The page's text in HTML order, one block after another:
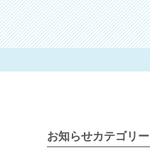
お知らせカテゴリー